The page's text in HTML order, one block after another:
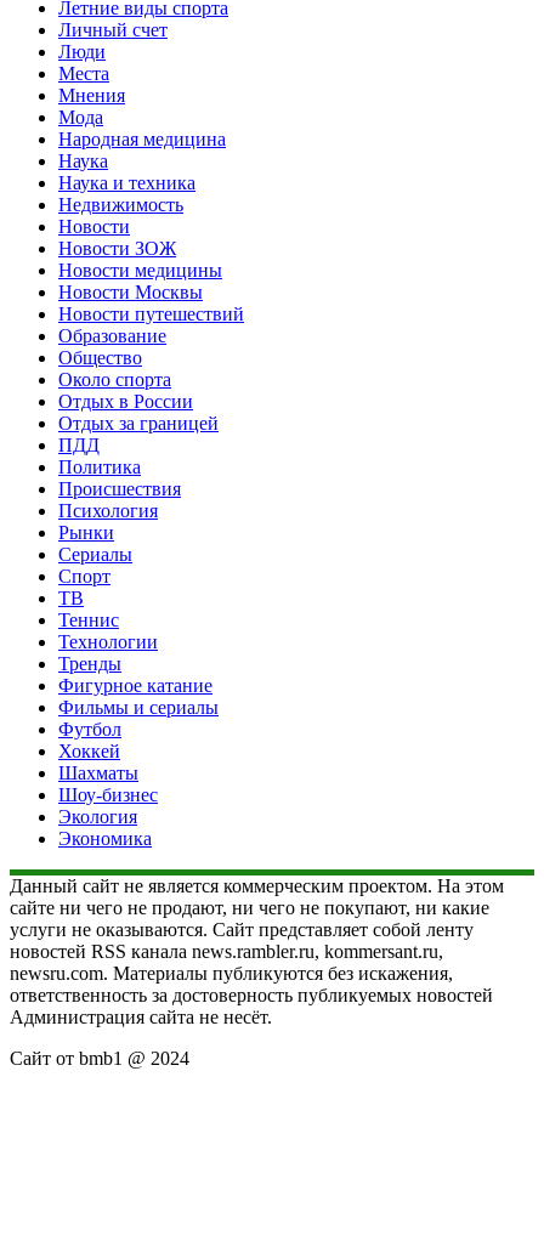
Летние виды спорта
Личный счет
Люди
Места
Мнения
Мода
Народная медицина
Наука
Наука и техника
Недвижимость
Новости
Новости ЗОЖ
Новости медицины
Новости Москвы
Новости путешествий
Образование
Общество
Около спорта
Отдых в России
Отдых за границей
ПДД
Политика
Происшествия
Психология
Рынки
Сериалы
Спорт
ТВ
Теннис
Технологии
Тренды
Фигурное катание
Фильмы и сериалы
Футбол
Хоккей
Шахматы
Шоу-бизнес
Экология
Экономика
Данный сайт не является коммерческим проектом. На этом
сайте ни чего не продают, ни чего не покупают, ни какие
услуги не оказываются. Сайт представляет собой ленту
новостей RSS канала news.rambler.ru, kommersant.ru,
newsru.com. Материалы публикуются без искажения,
ответственность за достоверность публикуемых новостей
Администрация сайта не несёт.
Сайт от bmb1 @ 2024